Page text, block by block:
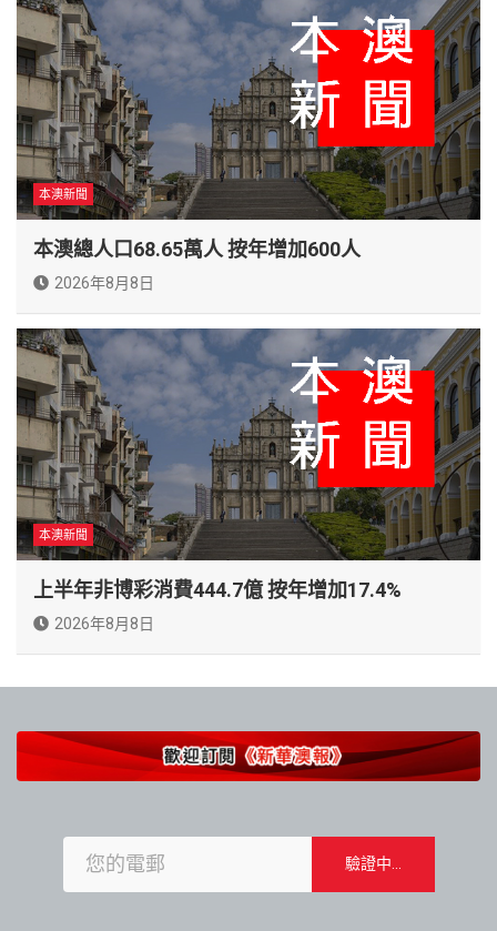
本澳新聞
本澳總人口68.65萬人 按年增加600人
2026年8月8日
本澳新聞
上半年非博彩消費444.7億 按年增加17.4%
2026年8月8日